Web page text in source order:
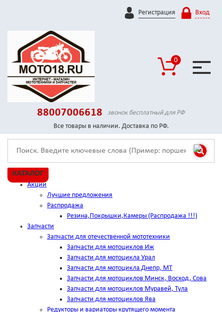
Регистрация Вход
0
88007006618
звонок бесплатный для РФ
Все товары в наличии. Доставка по РФ.
КАТАЛОГ
Акции
Лучшие предложения
Распродажа
Резина,Покрышки,Камеры (Распродажа !!!)
Запчасти
Запчасти для отечественной мототехники
Запчасти для мотоциклов Иж
Запчасти для мотоцикла Урал
Запчасти для мотоцикла Днепр, МТ
Запчасти для мотоциклов Минск, Восход, Сова
Запчасти для мотоциклов Муравей, Тула
Запчасти для мотоциклов Ява
Редукторы и вариаторы крутящего момента